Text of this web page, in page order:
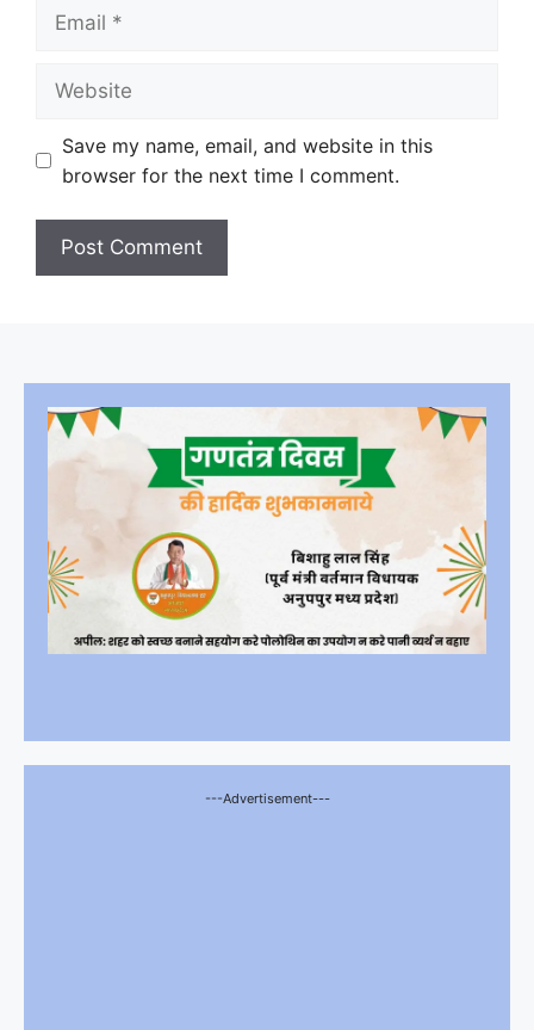
Save my name, email, and website in this
browser for the next time I comment.
---Advertisement---